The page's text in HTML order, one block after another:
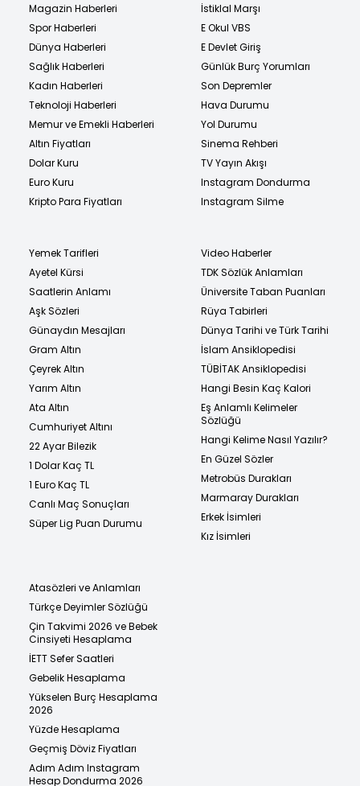
Magazin Haberleri
Spor Haberleri
Dünya Haberleri
Sağlık Haberleri
Kadın Haberleri
Teknoloji Haberleri
Memur ve Emekli Haberleri
Altın Fiyatları
Dolar Kuru
Euro Kuru
Kripto Para Fiyatları
İstiklal Marşı
E Okul VBS
E Devlet Giriş
Günlük Burç Yorumları
Son Depremler
Hava Durumu
Yol Durumu
Sinema Rehberi
TV Yayın Akışı
Instagram Dondurma
Instagram Silme
Yemek Tarifleri
Ayetel Kürsi
Saatlerin Anlamı
Aşk Sözleri
Günaydın Mesajları
Gram Altın
Çeyrek Altın
Yarım Altın
Ata Altın
Cumhuriyet Altını
22 Ayar Bilezik
1 Dolar Kaç TL
1 Euro Kaç TL
Canlı Maç Sonuçları
Süper Lig Puan Durumu
Video Haberler
TDK Sözlük Anlamları
Üniversite Taban Puanları
Rüya Tabirleri
Dünya Tarihi ve Türk Tarihi
İslam Ansiklopedisi
TÜBİTAK Ansiklopedisi
Hangi Besin Kaç Kalori
Eş Anlamlı Kelimeler
Sözlüğü
Hangi Kelime Nasıl Yazılır?
En Güzel Sözler
Metrobüs Durakları
Marmaray Durakları
Erkek İsimleri
Kız İsimleri
Atasözleri ve Anlamları
Türkçe Deyimler Sözlüğü
Çin Takvimi 2026 ve Bebek
Cinsiyeti Hesaplama
İETT Sefer Saatleri
Gebelik Hesaplama
Yükselen Burç Hesaplama
2026
Yüzde Hesaplama
Geçmiş Döviz Fiyatları
Adım Adım Instagram
Hesap Dondurma 2026